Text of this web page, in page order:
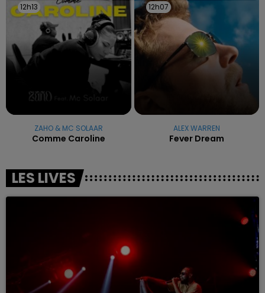
12h13
12h13
ZAHO & MC SOLAAR
Comme Caroline
12h07
12h07
ALEX WARREN
Fever Dream
LES LIVES